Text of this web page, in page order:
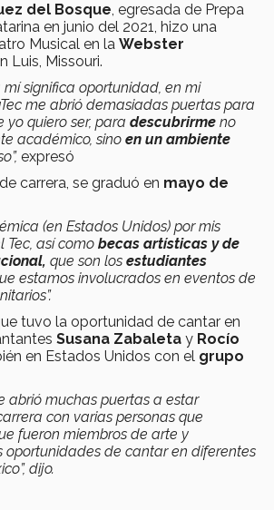
del Bosque, egresada de Prepa
en junio del 2021, hizo una
Musical en la Webster
Luis, Missouri.
mí significa oportunidad, en mi
me abrió demasiadas puertas para
yo quiero ser, para descubrirme no
académico, sino en un ambiente
expresó
carrera, se graduó en mayo de
(en Estados Unidos) por mis
Tec, así como becas artísticas y de
que son los estudiantes
estamos involucrados en eventos de
tuvo la oportunidad de cantar en
Susana Zabaleta y Rocío
en Estados Unidos con el grupo
abrió muchas puertas a estar
con varias personas que
fueron miembros de arte y
oportunidades de cantar en diferentes
dijo.